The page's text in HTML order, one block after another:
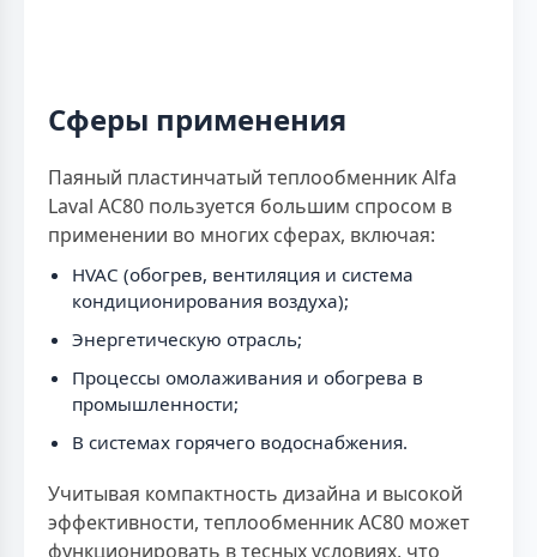
Сферы применения
Паяный пластинчатый теплообменник Alfa
Laval AC80 пользуется большим спросом в
применении во многих сферах, включая:
HVAC (обогрев, вентиляция и система
кондиционирования воздуха);
Энергетическую отрасль;
Процессы омолаживания и обогрева в
промышленности;
В системах горячего водоснабжения.
Учитывая компактность дизайна и высокой
эффективности, теплообменник AC80 может
функционировать в тесных условиях, что